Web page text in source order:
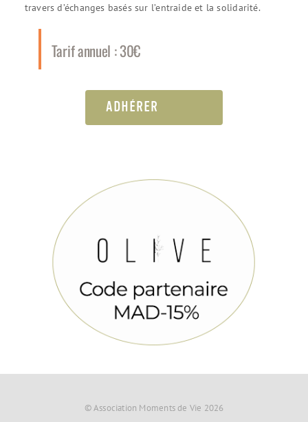
travers d’échanges basés sur l’entraide et la solidarité.
Tarif annuel : 30€
ADHÉRER
© Association Moments de Vie 2026